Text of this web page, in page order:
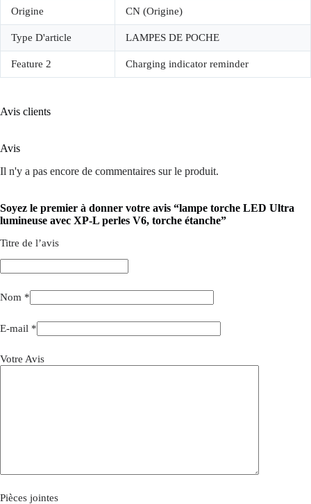
Origine CN (Origine)
Type D'article LAMPES DE POCHE
Feature 2 Charging indicator reminder
Avis clients
Avis
Il n'y a pas encore de commentaires sur le produit.
Soyez le premier à donner votre avis “lampe torche LED Ultra
lumineuse avec XP-L perles V6, torche étanche”
Titre de l’avis
Nom *
E-mail *
Votre Avis
Pièces jointes